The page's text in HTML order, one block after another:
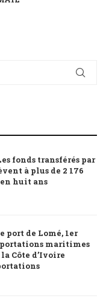
fonds transférés par
à plus de 2 176
huit ans
port de Lomé, 1er
maritimes
Côte d’Ivoire